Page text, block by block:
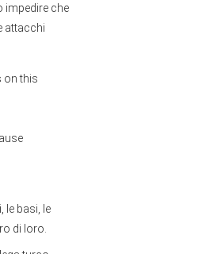
impedire che
attacchi
on this
le basi, le
di loro.